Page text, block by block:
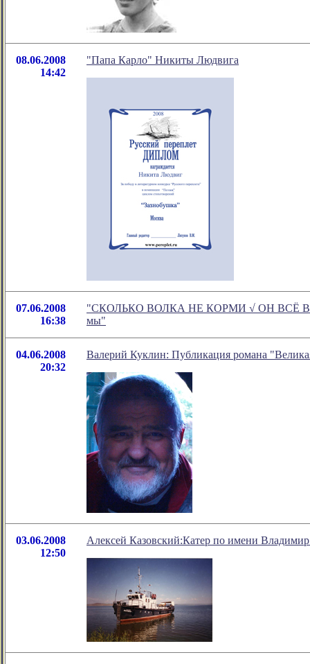
08.06.2008
14:42
"Папа Карло" Никиты Людвига
07.06.2008
16:38
"СКОЛЬКО ВОЛКА НЕ КОРМИ √ ОН ВСЁ В
мы"
04.06.2008
20:32
Валерий Куклин: Публикация романа
03.06.2008
12:50
Алексей Казовский:Катер по имени